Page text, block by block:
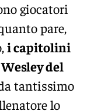
giocatori
pare,
i capitolini
del
tantissimo
lo